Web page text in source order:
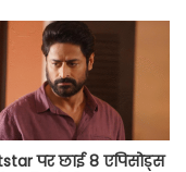
पर छाई 8 एपिसोड्स